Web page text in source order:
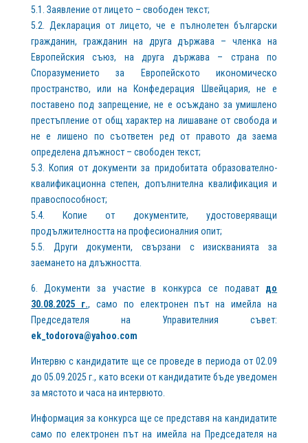
5.1. Заявление от лицето – свободен текст;
5.2. Декларация от лицето, че е пълнолетен български
гражданин, гражданин на друга държава – членка на
Европейския съюз, на друга държава – страна по
Споразумението за Европейското икономическо
пространство, или на Конфедерация Швейцария, не е
поставено под запрещение, не е осъждано за умишлено
престъпление от общ характер на лишаване от свобода и
не е лишено по съответен ред от правото да заема
определена длъжност – свободен текст;
5.3. Копия от документи за придобитата образователно-
квалификационна степен, допълнителна квалификация и
правоспособност;
5.4. Копие от документите, удостоверяващи
продължителността на професионалния опит;
5.5. Други документи, свързани с изискванията за
заемането на длъжността.
6. Документи за участие в конкурса се подават до
30.08.2025 г., само по електронен път на имейла на
Председателя на Управителния съвет:
ek_todorova@yahoo.com
Интервю с кандидатите ще се проведе в периода от 02.09
до 05.09.2025 г., като всеки от кандидатите бъде уведомен
за мястото и часа на интервюто.
Информация за конкурса ще се представя на кандидатите
само по електронен път на имейла на Председателя на